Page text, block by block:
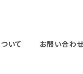
いて お問い合わ